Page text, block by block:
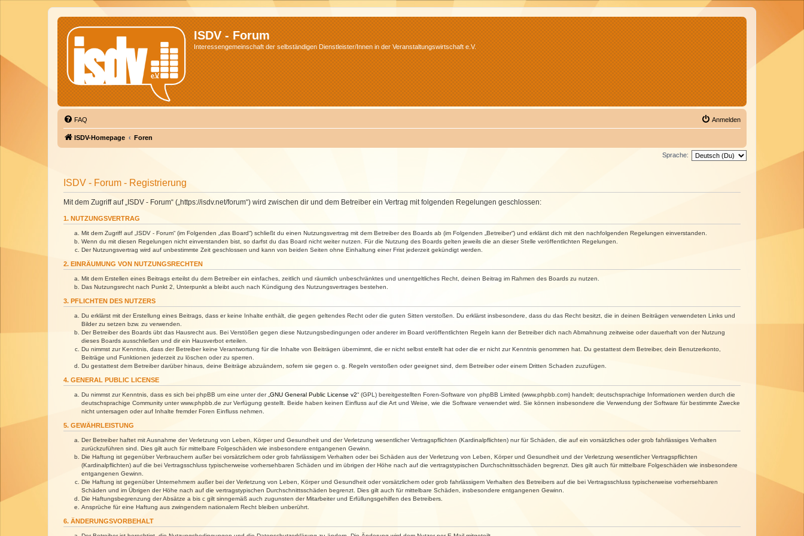
ISDV - Forum
Interessengemeinschaft der selbständigen Dienstleister/Innen in der Veranstaltungswirtschaft e.V.
FAQ Anmelden
ISDV-Homepage Foren
Sprache:
ISDV - Forum - Registrierung
Mit dem Zugriff auf „ISDV - Forum“ („https://isdv.net/forum“) wird zwischen dir und dem Betreiber ein Vertrag mit folgenden Regelungen geschlossen:
1. NUTZUNGSVERTRAG
Mit dem Zugriff auf „ISDV - Forum“ (im Folgenden „das Board“) schließt du einen Nutzungsvertrag mit dem Betreiber des Boards ab (im Folgenden „Betreiber“) und erklärst dich mit den nachfolgenden Regelungen einverstanden.
Wenn du mit diesen Regelungen nicht einverstanden bist, so darfst du das Board nicht weiter nutzen. Für die Nutzung des Boards gelten jeweils die an dieser Stelle veröffentlichten Regelungen.
Der Nutzungsvertrag wird auf unbestimmte Zeit geschlossen und kann von beiden Seiten ohne Einhaltung einer Frist jederzeit gekündigt werden.
2. EINRÄUMUNG VON NUTZUNGSRECHTEN
Mit dem Erstellen eines Beitrags erteilst du dem Betreiber ein einfaches, zeitlich und räumlich unbeschränktes und unentgeltliches Recht, deinen Beitrag im Rahmen des Boards zu nutzen.
Das Nutzungsrecht nach Punkt 2, Unterpunkt a bleibt auch nach Kündigung des Nutzungsvertrages bestehen.
3. PFLICHTEN DES NUTZERS
Du erklärst mit der Erstellung eines Beitrags, dass er keine Inhalte enthält, die gegen geltendes Recht oder die guten Sitten verstoßen. Du erklärst insbesondere, dass du das Recht besitzt, die in deinen Beiträgen verwendeten Links und
Bilder zu setzen bzw. zu verwenden.
Der Betreiber des Boards übt das Hausrecht aus. Bei Verstößen gegen diese Nutzungsbedingungen oder anderer im Board veröffentlichten Regeln kann der Betreiber dich nach Abmahnung zeitweise oder dauerhaft von der Nutzung
dieses Boards ausschließen und dir ein Hausverbot erteilen.
Du nimmst zur Kenntnis, dass der Betreiber keine Verantwortung für die Inhalte von Beiträgen übernimmt, die er nicht selbst erstellt hat oder die er nicht zur Kenntnis genommen hat. Du gestattest dem Betreiber, dein Benutzerkonto,
Beiträge und Funktionen jederzeit zu löschen oder zu sperren.
Du gestattest dem Betreiber darüber hinaus, deine Beiträge abzuändern, sofern sie gegen o. g. Regeln verstoßen oder geeignet sind, dem Betreiber oder einem Dritten Schaden zuzufügen.
4. GENERAL PUBLIC LICENSE
Du nimmst zur Kenntnis, dass es sich bei phpBB um eine unter der „ GNU General Public License v2“ (GPL) bereitgestellten Foren-Software von phpBB Limited (www.phpbb.com) handelt; deutschsprachige Informationen werden durch die
deutschsprachige Community unter www.phpbb.de zur Verfügung gestellt. Beide haben keinen Einfluss auf die Art und Weise, wie die Software verwendet wird. Sie können insbesondere die Verwendung der Software für bestimmte Zwecke
nicht untersagen oder auf Inhalte fremder Foren Einfluss nehmen.
5. GEWÄHRLEISTUNG
Der Betreiber haftet mit Ausnahme der Verletzung von Leben, Körper und Gesundheit und der Verletzung wesentlicher Vertragspflichten (Kardinalpflichten) nur für Schäden, die auf ein vorsätzliches oder grob fahrlässiges Verhalten
zurückzuführen sind. Dies gilt auch für mittelbare Folgeschäden wie insbesondere entgangenen Gewinn.
Die Haftung ist gegenüber Verbrauchern außer bei vorsätzlichem oder grob fahrlässigem Verhalten oder bei Schäden aus der Verletzung von Leben, Körper und Gesundheit und der Verletzung wesentlicher Vertragspflichten
(Kardinalpflichten) auf die bei Vertragsschluss typischerweise vorhersehbaren Schäden und im übrigen der Höhe nach auf die vertragstypischen Durchschnittsschäden begrenzt. Dies gilt auch für mittelbare Folgeschäden wie insbesondere
entgangenen Gewinn.
Die Haftung ist gegenüber Unternehmern außer bei der Verletzung von Leben, Körper und Gesundheit oder vorsätzlichem oder grob fahrlässigem Verhalten des Betreibers auf die bei Vertragsschluss typischerweise vorhersehbaren
Schäden und im Übrigen der Höhe nach auf die vertragstypischen Durchschnittsschäden begrenzt. Dies gilt auch für mittelbare Schäden, insbesondere entgangenen Gewinn.
Die Haftungsbegrenzung der Absätze a bis c gilt sinngemäß auch zugunsten der Mitarbeiter und Erfüllungsgehilfen des Betreibers.
Ansprüche für eine Haftung aus zwingendem nationalem Recht bleiben unberührt.
6. ÄNDERUNGSVORBEHALT